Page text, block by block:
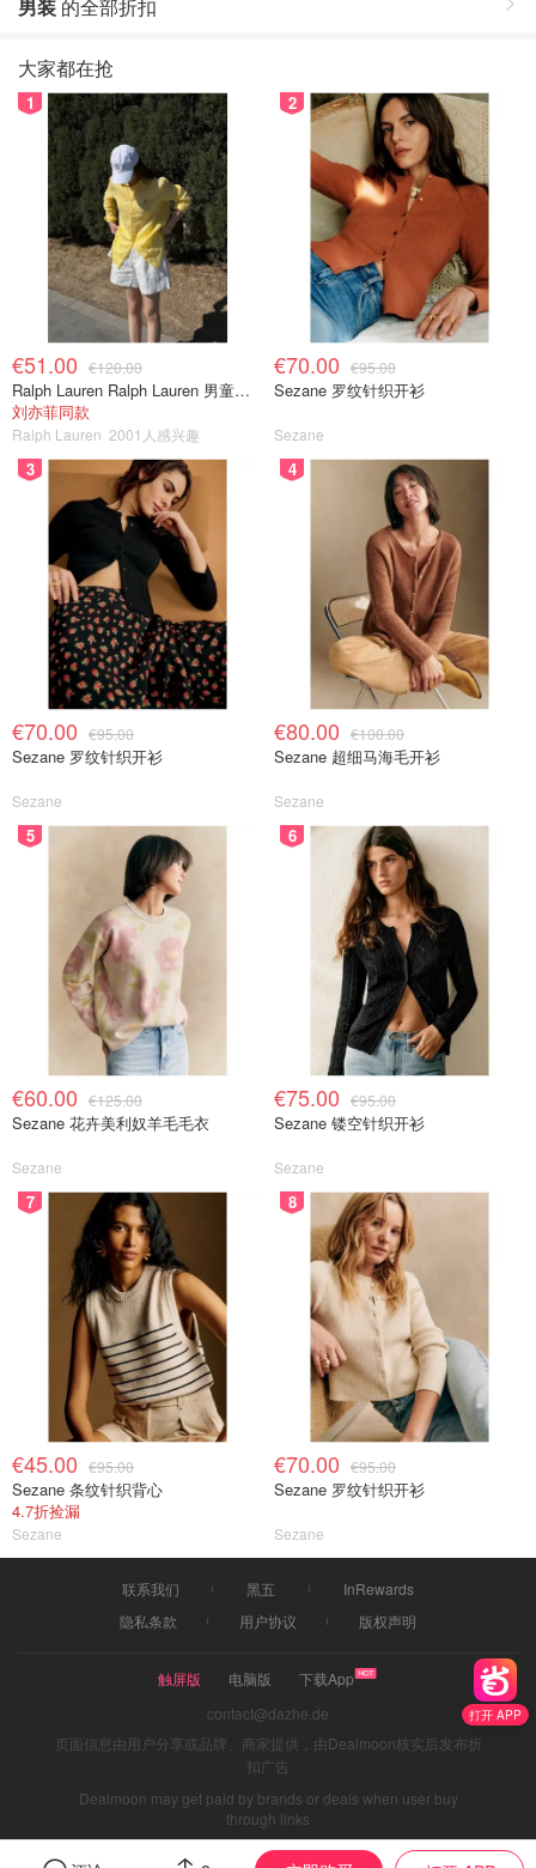
男装 的全部折扣
打开 APP
大家都在抢
1
€51.00 €120.00
Ralph Lauren Ralph Lauren 男童亚麻衬衫
刘亦菲同款
Ralph Lauren 2001人感兴趣
2
€70.00 €95.00
Sezane 罗纹针织开衫
Sezane
3
€70.00 €95.00
Sezane 罗纹针织开衫
Sezane
4
€80.00 €100.00
Sezane 超细马海毛开衫
Sezane
5
€60.00 €125.00
Sezane 花卉美利奴羊毛毛衣
Sezane
6
€75.00 €95.00
Sezane 镂空针织开衫
Sezane
7
€45.00 €95.00
Sezane 条纹针织背心
4.7折捡漏
Sezane
8
€70.00 €95.00
Sezane 罗纹针织开衫
Sezane
联系我们 黑五
InRewards
隐私条款
用户协议 版权声明
触屏版 电脑版
下载App
contact@dazhe.de
页面信息由用户分享或品牌、商家提供，由Dealmoon核实后发布折
扣广告
Dealmoon may get paid by brands or deals when user buy
through links